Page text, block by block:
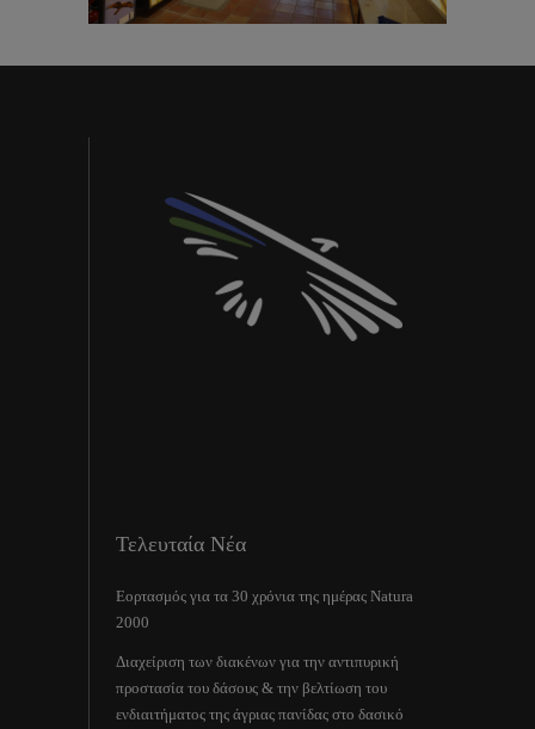
Τελευταία Νέα
Εορτασμός για τα 30 χρόνια της ημέρας Natura
2000
Διαχείριση των διακένων για την αντιπυρική
προστασία του δάσους & την βελτίωση του
ενδιαιτήματος της άγριας πανίδας στο δασικό